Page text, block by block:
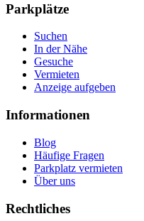
Parkplätze
Suchen
In der Nähe
Gesuche
Vermieten
Anzeige aufgeben
Informationen
Blog
Häufige Fragen
Parkplatz vermieten
Über uns
Rechtliches